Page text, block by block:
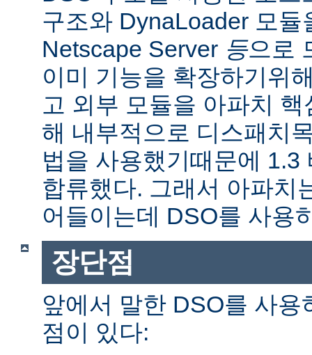
구조와 DynaLoader 모듈
Netscape Server 등으로
이미 기능을 확장하기위
고 외부 모듈을 아파치
해 내부적으로 디스패치
법을 사용했기때문에 1.3
합류했다. 그래서 아파치
어들이는데 DSO를 사용
장단점
앞에서 말한 DSO를 사
점이 있다: